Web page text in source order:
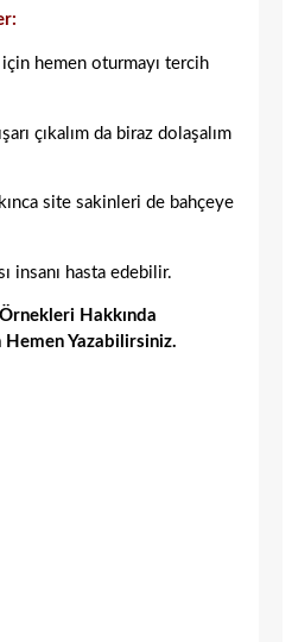
hemen oturmayı tercih
çıkalım da biraz dolaşalım
site sakinleri de bahçeye
insanı hasta edebilir.
Hakkında
Hemen Yazabilirsiniz.